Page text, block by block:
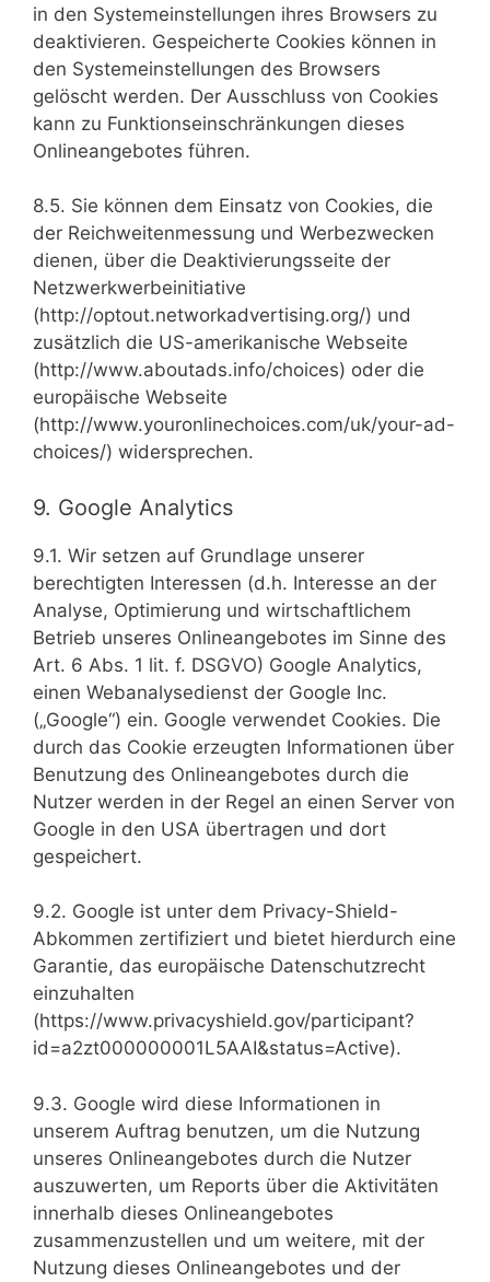
in den Systemeinstellungen ihres Browsers zu
deaktivieren. Gespeicherte Cookies können in
den Systemeinstellungen des Browsers
gelöscht werden. Der Ausschluss von Cookies
kann zu Funktionseinschränkungen dieses
Onlineangebotes führen.
8.5. Sie können dem Einsatz von Cookies, die
der Reichweitenmessung und Werbezwecken
dienen, über die Deaktivierungsseite der
Netzwerkwerbeinitiative
(http://optout.networkadvertising.org/) und
zusätzlich die US-amerikanische Webseite
(http://www.aboutads.info/choices) oder die
europäische Webseite
(http://www.youronlinechoices.com/uk/your-ad-
choices/) widersprechen.
9. Google Analytics
9.1. Wir setzen auf Grundlage unserer
berechtigten Interessen (d.h. Interesse an der
Analyse, Optimierung und wirtschaftlichem
Betrieb unseres Onlineangebotes im Sinne des
Art. 6 Abs. 1 lit. f. DSGVO) Google Analytics,
einen Webanalysedienst der Google Inc.
(„Google“) ein. Google verwendet Cookies. Die
durch das Cookie erzeugten Informationen über
Benutzung des Onlineangebotes durch die
Nutzer werden in der Regel an einen Server von
Google in den USA übertragen und dort
gespeichert.
9.2. Google ist unter dem Privacy-Shield-
Abkommen zertifiziert und bietet hierdurch eine
Garantie, das europäische Datenschutzrecht
einzuhalten
(https://www.privacyshield.gov/participant?
id=a2zt000000001L5AAI&status=Active).
9.3. Google wird diese Informationen in
unserem Auftrag benutzen, um die Nutzung
unseres Onlineangebotes durch die Nutzer
auszuwerten, um Reports über die Aktivitäten
innerhalb dieses Onlineangebotes
zusammenzustellen und um weitere, mit der
Nutzung dieses Onlineangebotes und der